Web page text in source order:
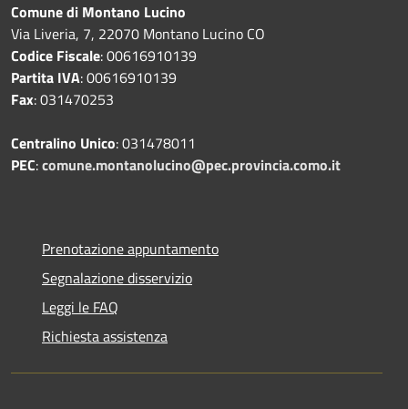
Comune di Montano Lucino
Via Liveria, 7, 22070 Montano Lucino CO
Codice Fiscale: 00616910139
Partita IVA: 00616910139
Fax: 031470253
Centralino Unico: 031478011
PEC:comune.montanolucino@pec.provincia.como.it
Prenotazione appuntamento
Segnalazione disservizio
Leggi le FAQ
Richiesta assistenza